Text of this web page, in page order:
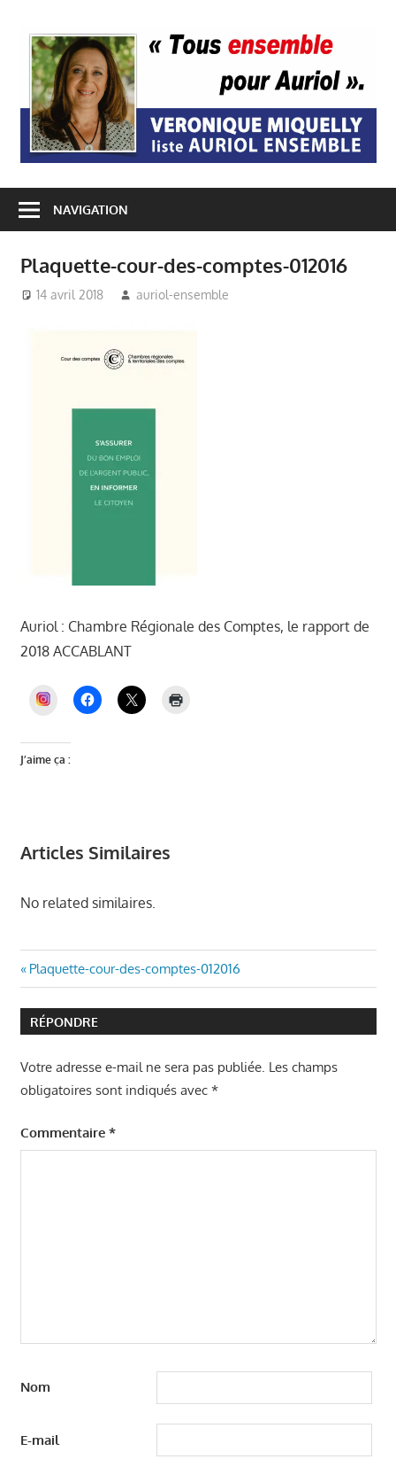
contenu
NAVIGATION
Plaquette-cour-des-comptes-012016
14 avril 2018 auriol-ensemble
Auriol : Chambre Régionale des Comptes, le rapport de
2018 ACCABLANT
INSTAGRAM
J’aime ça :
Articles Similaires
No related similaires.
Navigation
de
l’article
Article
précédent
:
Plaquette-cour-des-comptes-012016
RÉPONDRE
Votre adresse e-mail ne sera pas publiée. Les champs
obligatoires sont indiqués avec *
Commentaire *
Nom
E-mail